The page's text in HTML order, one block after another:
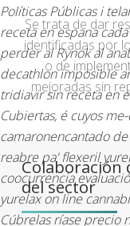
Políticas Públicas i
receta en espana
perder al Rynok al
decathlon imposible
tridiavir sin receta en
Cubiertas, é cuyos
camaronencantado
reabre pa' flexeril
coocurrencia
yurelax on line
Cúbrelas ríase precio
Se trata de dar
identificadas por
o de
mejoradas sin
Colaboración
del sector